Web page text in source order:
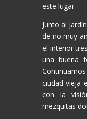
este lugar.
Junto al
de no muy
el interior
una buena
ciudad vieja
con la
mezquitas